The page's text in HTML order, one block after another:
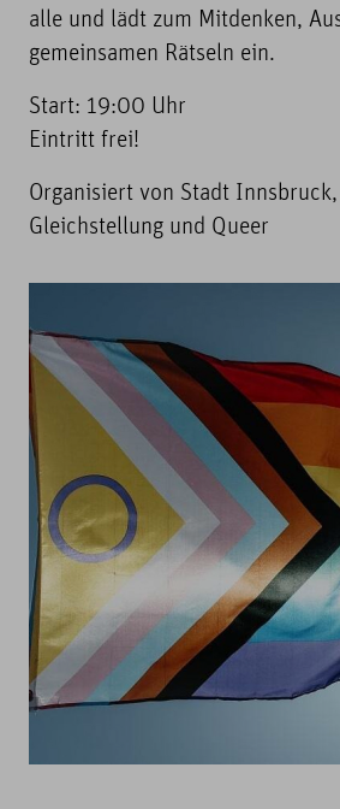
alle und lädt zum Mitdenken,
gemeinsamen Rätseln ein.
Start: 19:00 Uhr
Eintritt frei!
Organisiert von Stadt
Gleichstellung und Queer